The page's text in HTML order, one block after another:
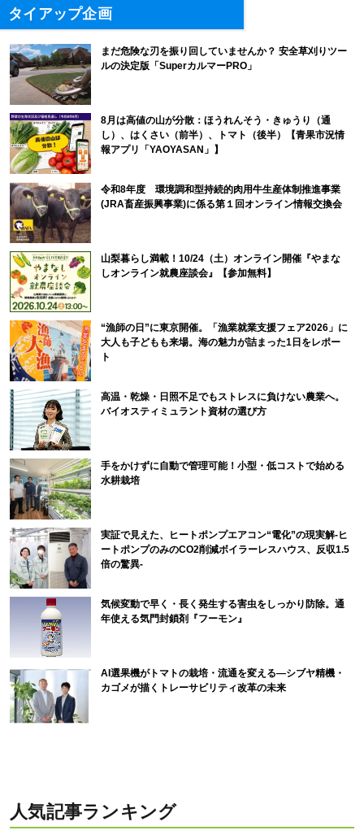
タイアップ企画
まだ危険な刃を振り回していませんか？ 安全草刈りツー
ルの決定版「SuperカルマーPRO」
8月は高値の山が分散：ほうれんそう・きゅうり（通
し）、はくさい（前半）、トマト（後半）【青果市況情
報アプリ「YAOYASAN」】
令和8年度 環境調和型持続的肉用牛生産体制推進事業
(JRA畜産振興事業)に係る第１回オンライン情報交換会
山梨暮らし満載！10/24（土）オンライン開催『やまな
しオンライン就農座談会』【参加無料】
“漁師の日”に東京開催。「漁業就業支援フェア2026」に
大人も子どもも来場。海の魅力が詰まった1日をレポー
ト
高温・乾燥・日照不足でもストレスに負けない農業へ。
バイオスティミュラント資材の選び方
手をかけずに自動で管理可能！小型・低コストで始める
水耕栽培
実証で見えた、ヒートポンプエアコン“電化”の現実解-ヒ
ートポンプのみのCO2削減ボイラーレスハウス、反収1.5
倍の驚異-
気候変動で早く・長く発生する害虫をしっかり防除。通
年使える気門封鎖剤『フーモン』
AI選果機がトマトの栽培・流通を変える―シブヤ精機・
カゴメが描くトレーサビリティ改革の未来
人気記事ランキング